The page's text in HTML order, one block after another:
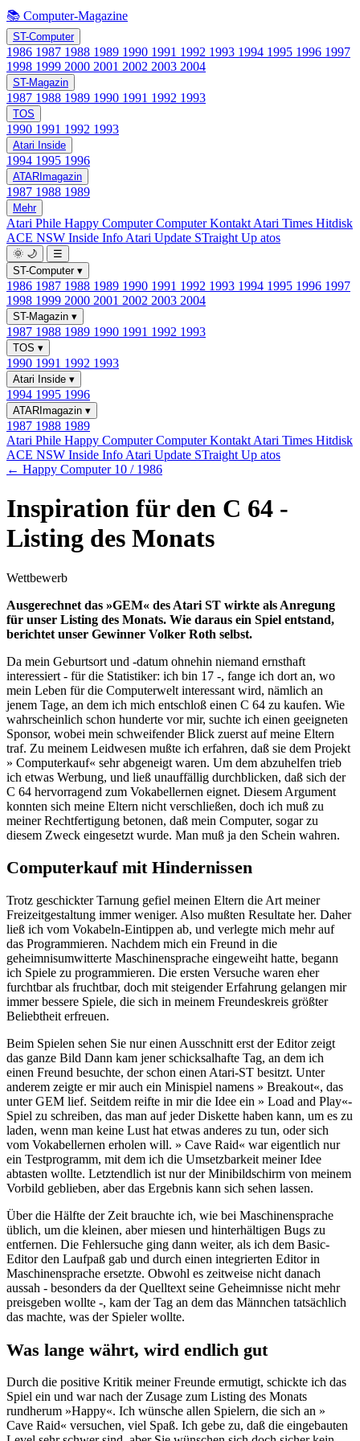
📚 Computer-Magazine
ST-Computer
1986 1987 1988 1989 1990 1991 1992 1993 1994 1995 1996 1997
1998 1999 2000 2001 2002 2003 2004
ST-Magazin
1987 1988 1989 1990 1991 1992 1993
TOS
1990 1991 1992 1993
Atari Inside
1994 1995 1996
ATARImagazin
1987 1988 1989
Mehr
Atari Phile Happy ComputerComputer Kontakt Atari Times Hitdisk
ACE NSW Inside Info Atari Update STraight Up atos
🌞 🌙
☰
ST-Computer ▾
1986 1987 1988 1989 1990 1991 1992 1993 1994 1995 1996 1997
1998 1999 2000 2001 2002 2003 2004
ST-Magazin ▾
1987 1988 1989 1990 1991 1992 1993
TOS ▾
1990 1991 1992 1993
Atari Inside ▾
1994 1995 1996
ATARImagazin ▾
1987 1988 1989
Atari Phile Happy ComputerComputer Kontakt Atari Times Hitdisk
ACE NSW Inside Info Atari Update STraight Up atos
← Happy Computer 10 / 1986
Inspiration für den C 64 -
Listing des Monats
Wettbewerb
Ausgerechnet das »GEM« des Atari ST wirkte als Anregung
für unser Listing des Monats. Wie daraus ein Spiel entstand,
berichtet unser Gewinner Volker Roth selbst.
Da mein Geburtsort und -datum ohnehin niemand ernsthaft
interessiert - für die Statistiker: ich bin 17 -, fange ich dort an, wo
mein Leben für die Computerwelt interessant wird, nämlich an
jenem Tage, an dem ich mich entschloß einen C 64 zu kaufen. Wie
wahrscheinlich schon hunderte vor mir, suchte ich einen geeigneten
Sponsor, wobei mein schweifender Blick zuerst auf meine Eltern
traf. Zu meinem Leidwesen mußte ich erfahren, daß sie dem Projekt
» Computerkauf« sehr abgeneigt waren. Um dem abzuhelfen trieb
ich etwas Werbung, und ließ unauffällig durchblicken, daß sich der
C 64 hervorragend zum Vokabellernen eignet. Diesem Argument
konnten sich meine Eltern nicht verschließen, doch ich muß zu
meiner Rechtfertigung betonen, daß mein Computer, sogar zu
diesem Zweck eingesetzt wurde. Man muß ja den Schein wahren.
Computerkauf mit Hindernissen
Trotz geschickter Tarnung gefiel meinen Eltern die Art meiner
Freizeitgestaltung immer weniger. Also mußten Resultate her. Daher
ließ ich vom Vokabeln-Eintippen ab, und verlegte mich mehr auf
das Programmieren. Nachdem mich ein Freund in die
geheimnisumwitterte Maschinensprache eingeweiht hatte, begann
ich Spiele zu programmieren. Die ersten Versuche waren eher
furchtbar als fruchtbar, doch mit steigender Erfahrung gelangen mir
immer bessere Spiele, die sich in meinem Freundeskreis größter
Beliebtheit erfreuen.
Beim Spielen sehen Sie nur einen Ausschnitt erst der Editor zeigt
das ganze Bild Dann kam jener schicksalhafte Tag, an dem ich
einen Freund besuchte, der schon einen Atari-ST besitzt. Unter
anderem zeigte er mir auch ein Minispiel namens » Breakout«, das
unter GEM lief. Seitdem reifte in mir die Idee ein » Load and Play«-
Spiel zu schreiben, das man auf jeder Diskette haben kann, um es zu
laden, wenn man keine Lust hat etwas anderes zu tun, oder sich
vom Vokabellernen erholen will. » Cave Raid« war eigentlich nur
ein Testprogramm, mit dem ich die Umsetzbarkeit meiner Idee
abtasten wollte. Letztendlich ist nur der Minibildschirm von meinem
Vorbild geblieben, aber das Ergebnis kann sich sehen lassen.
Über die Hälfte der Zeit brauchte ich, wie bei Maschinensprache
üblich, um die kleinen, aber miesen und hinterhältigen Bugs zu
entfernen. Die Fehlersuche ging dann weiter, als ich dem Basic-
Editor den Laufpaß gab und durch einen integrierten Editor in
Maschinensprache ersetzte. Obwohl es zeitweise nicht danach
aussah - besonders da der Quelltext seine Geheimnisse nicht mehr
preisgeben wollte -, kam der Tag an dem das Männchen tatsächlich
das machte, was der Spieler wollte.
Was lange währt, wird endlich gut
Durch die positive Kritik meiner Freunde ermutigt, schickte ich das
Spiel ein und war nach der Zusage zum Listing des Monats
rundherum »Happy«. Ich wünsche allen Spielern, die sich an »
Cave Raid« versuchen, viel Spaß. Ich gebe zu, daß die eingebauten